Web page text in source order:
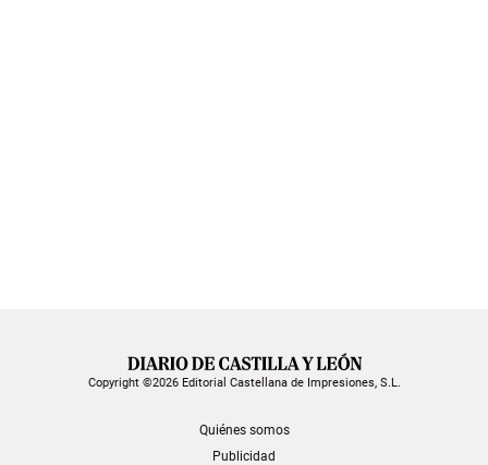
Copyright ©2026 Editorial Castellana de Impresiones, S.L.
Quiénes somos
Publicidad